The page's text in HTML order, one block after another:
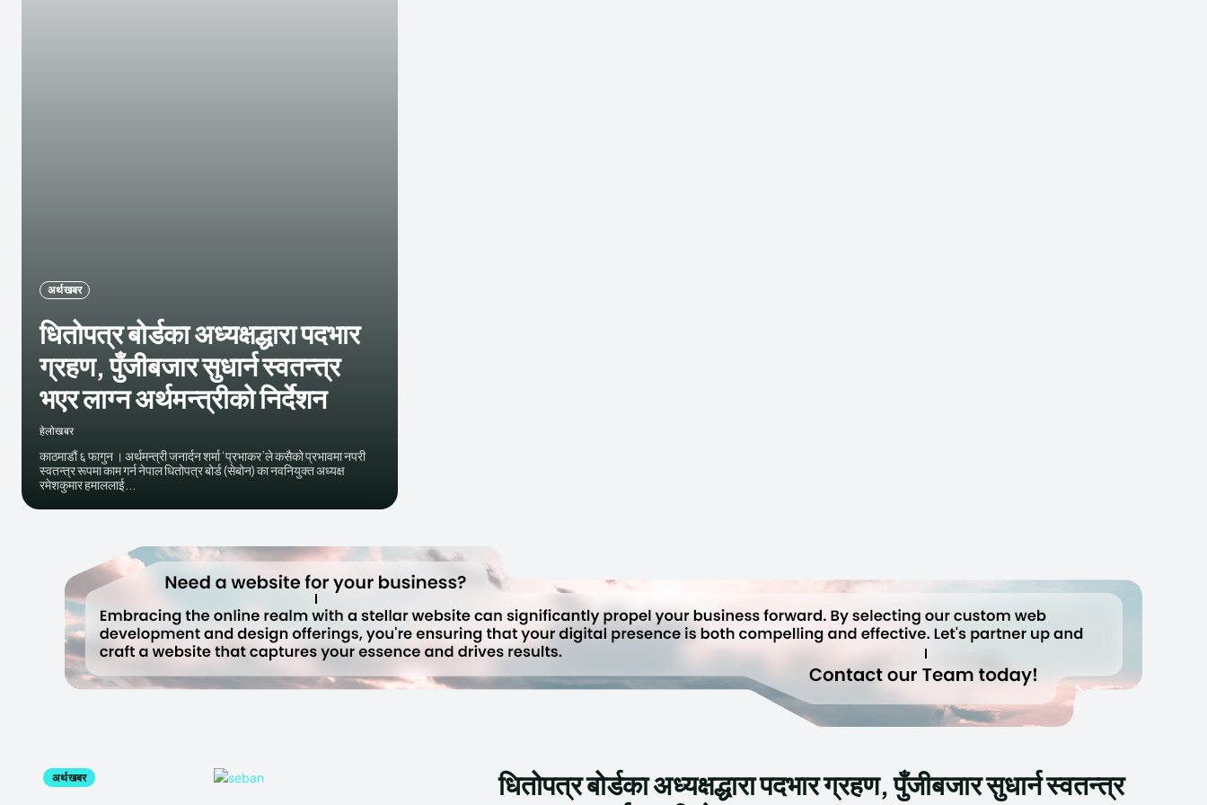
अर्थ खबर
धितोपत्र बोर्डका अध्यक्षद्धारा पदभार
ग्रहण, पुँजीबजार सुधार्न स्वतन्त्र
भएर लाग्न अर्थमन्त्रीको निर्देशन
हेलाेखबर
काठमाडौं ६ फागुन । अर्थमन्त्री जनार्दन शर्मा ‘प्रभाकर’ले कसैको प्रभावमा नपरी
स्वतन्त्र रूपमा काम गर्न नेपाल धितोपत्र बोर्ड (सेबोन) का नवनियुक्त अध्यक्ष
रमेशकुमार हमाललाई...
अर्थ खबर
धितोपत्र बोर्डका अध्यक्षद्धारा पदभार ग्रहण, पुँजीबजार सुधार्न स्वतन्त्र